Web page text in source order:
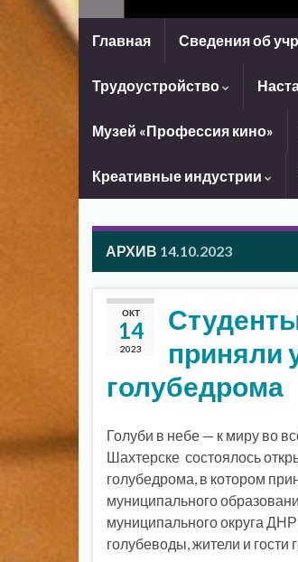
Главная Сведения об
Трудоустройство
Музей «Профессия кино»
Креативные индустрии
АРХИВ 14.10.2023
ОКТ
14
2023
приняли
голубедрома
Голуби в небе — к миру во
Шахтерске состоялось
голубедрома, в котором
муниципального
муниципального округа
голубеводы, жители и гости